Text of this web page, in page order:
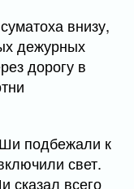
внизу,
дежурных
дорогу в
подбежали к
свет.
сказал всего